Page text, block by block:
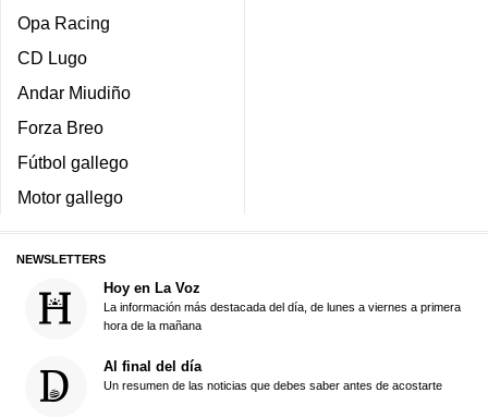
Opa Racing
CD Lugo
Andar Miudiño
Forza Breo
Fútbol gallego
Motor gallego
NEWSLETTERS
Hoy en La Voz
La información más destacada del día, de lunes a viernes a primera
hora de la mañana
Al final del día
Un resumen de las noticias que debes saber antes de acostarte